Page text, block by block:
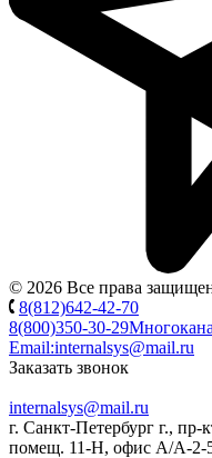
© 2026 Все права
8(812)642-42-70
8(800)350-30-29
Email:internalsys@mail.ru
Заказать звонок
internalsys@mail.ru
г. Санкт-Петербург г., пр-
помещ. 11-Н, офис А/А-2-